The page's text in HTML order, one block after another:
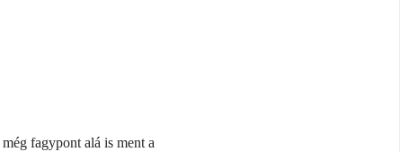
fagypont alá is ment a